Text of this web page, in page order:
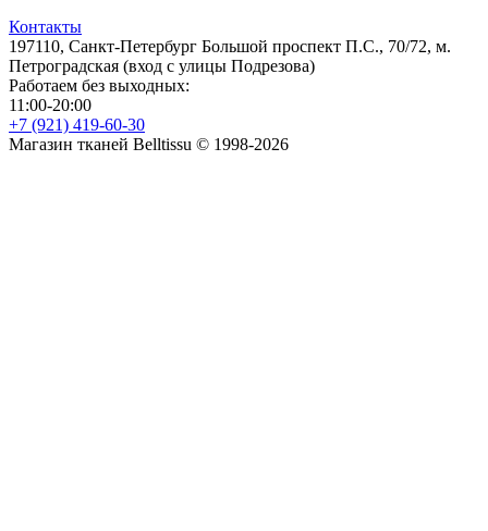
Контакты
197110, Санкт-Петербург Большой проспект П.С., 70/72, м.
Петроградская (вход с улицы Подрезова)
Работаем без выходных:
11:00-20:00
+7 (921) 419-60-30
Магазин тканей Belltissu © 1998-2026